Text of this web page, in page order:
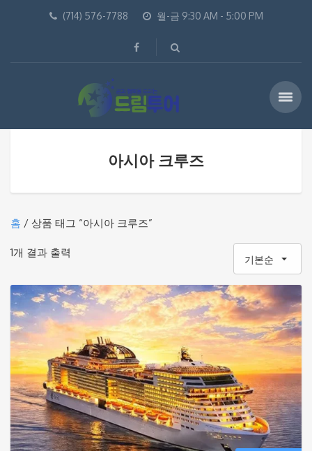
(714) 576-7788 월-금 9:30 AM - 5:00 PM
아시아 크루즈
홈 / 상품 태그 “아시아 크루즈”
1개 결과 출력
기본순